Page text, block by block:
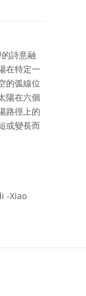
詩意融
在特定一
的弧線位
陽在六個
路徑上的
或變長而
-Xiao